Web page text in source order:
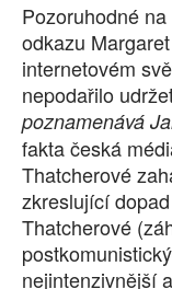
Pozoruhodné
odkazu
internetovém
nepodařilo
poznamenává
fakta česká
Thatcherové
zkreslující
Thatcherové
nejintenzivnější